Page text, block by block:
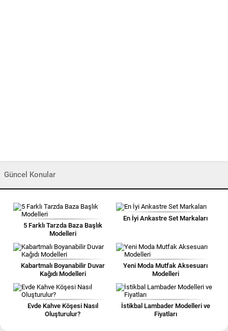
Güncel Konular
5 Farklı Tarzda Baza Başlık
Modelleri
En İyi Ankastre Set Markaları
Kabartmalı Boyanabilir Duvar
Kağıdı Modelleri
Yeni Moda Mutfak Aksesuarı
Modelleri
Evde Kahve Köşesi Nasıl
Oluşturulur?
İstikbal Lambader Modelleri ve
Fiyatları